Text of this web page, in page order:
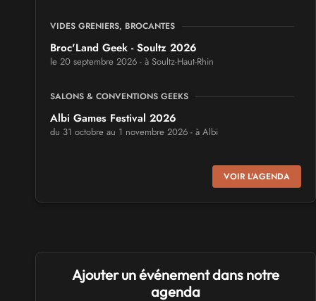
VIDES GRENIERS, BROCANTES
Broc'Land Geek - Soultz 2026
le 20 septembre 2026 - à Soultz-Haut-Rhin
SALONS & CONVENTIONS GEEKS
Albi Games Festival 2026
du 31 octobre au 1 novembre 2026 - à Albi
Virtual Calais - salon du jeu vidéo et des loisirs
numériques 2026
SALONS & CONVENTIONS GEEKS
Trolls et Légendes 2027
du 26 au 28 mars 2027 - à Mons
VOIR L'AGENDA
Ajouter un événement dans notre
agenda